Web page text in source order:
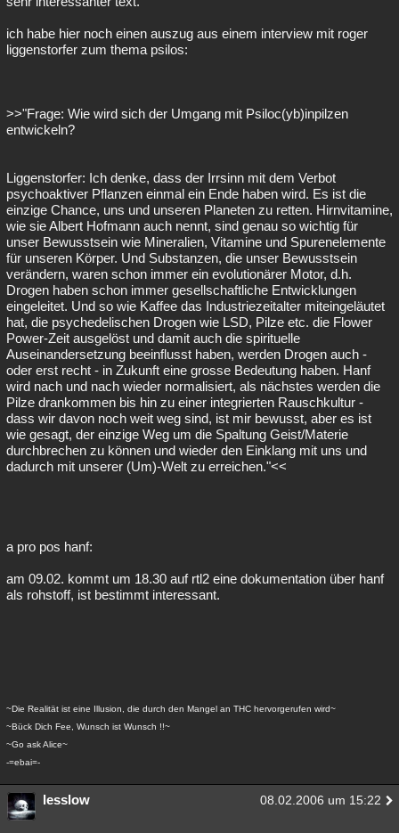
ich habe hier noch einen auszug aus einem interview mit roger
liggenstorfer zum thema psilos:
>>"Frage: Wie wird sich der Umgang mit Psiloc(yb)inpilzen
entwickeln?
Liggenstorfer: Ich denke, dass der Irrsinn mit dem Verbot
psychoaktiver Pflanzen einmal ein Ende haben wird. Es ist die
einzige Chance, uns und unseren Planeten zu retten. Hirnvitamine,
wie sie Albert Hofmann auch nennt, sind genau so wichtig für
unser Bewusstsein wie Mineralien, Vitamine und Spurenelemente
für unseren Körper. Und Substanzen, die unser Bewusstsein
verändern, waren schon immer ein evolutionärer Motor, d.h.
Drogen haben schon immer gesellschaftliche Entwicklungen
eingeleitet. Und so wie Kaffee das Industriezeitalter miteingeläutet
hat, die psychedelischen Drogen wie LSD, Pilze etc. die Flower
Power-Zeit ausgelöst und damit auch die spirituelle
Auseinandersetzung beeinflusst haben, werden Drogen auch -
oder erst recht - in Zukunft eine grosse Bedeutung haben. Hanf
wird nach und nach wieder normalisiert, als nächstes werden die
Pilze drankommen bis hin zu einer integrierten Rauschkultur -
dass wir davon noch weit weg sind, ist mir bewusst, aber es ist
wie gesagt, der einzige Weg um die Spaltung Geist/Materie
durchbrechen zu können und wieder den Einklang mit uns und
dadurch mit unserer (Um)-Welt zu erreichen."<<
a pro pos hanf:
am 09.02. kommt um 18.30 auf rtl2 eine dokumentation über hanf
als rohstoff, ist bestimmt interessant.
~Die Realität ist eine Illusion, die durch den Mangel an THC hervorgerufen wird~
~Bück Dich Fee, Wunsch ist Wunsch !!~
~Go ask Alice~
-=ebai=-
lesslow 08.02.2006 um 15:22